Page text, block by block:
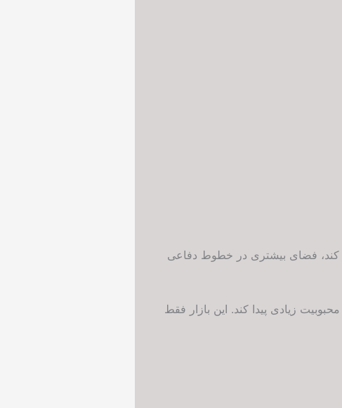
کند، فضای بیشتری در خطوط دفاعی
زیادی پیدا کند. این بازار فقط